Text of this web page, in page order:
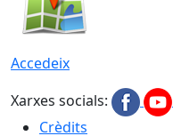
Accedeix
Xarxes socials:
Crèdits